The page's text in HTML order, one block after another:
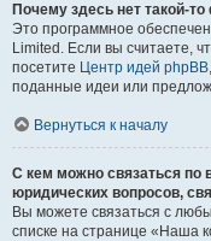
Почему здесь нет такой-
Это программное
Limited. Если вы считаете,
посетите Центр идей phpBB
поданные идеи или
Вернуться к началу
С кем можно связаться по
юридических вопросов,
Вы можете связаться с
списке на странице «Наша